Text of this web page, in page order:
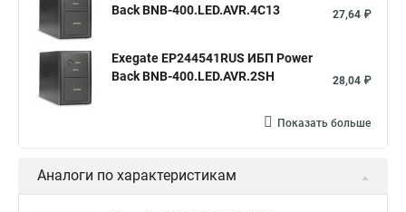
Back BNB-400.LED.AVR.4C13
27,64 ₽
Exegate EP244541RUS ИБП Power
Back BNB-400.LED.AVR.2SH
28,04 ₽
Показать больше
Аналоги по характеристикам